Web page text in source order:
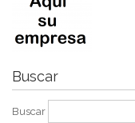
Buscar
Buscar